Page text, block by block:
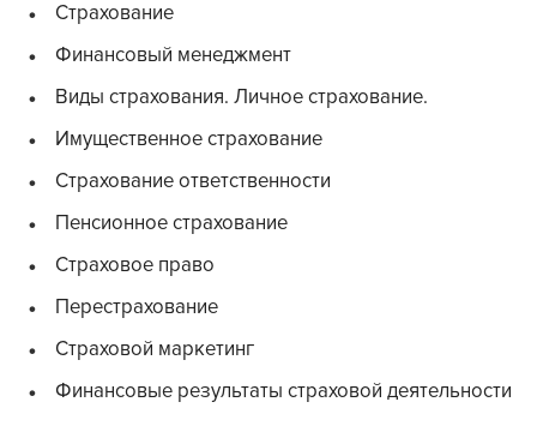
Страхование
Финансовый менеджмент
Виды страхования. Личное страхование.
Имущественное страхование
Страхование ответственности
Пенсионное страхование
Страховое право
Перестрахование
Страховой маркетинг
Финансовые результаты страховой деятельности